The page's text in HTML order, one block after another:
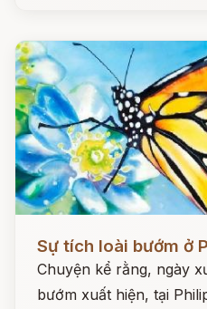
Sự tích loài bướm ở
Chuyện kể rằng, ngày
bướm xuất hiện, tại